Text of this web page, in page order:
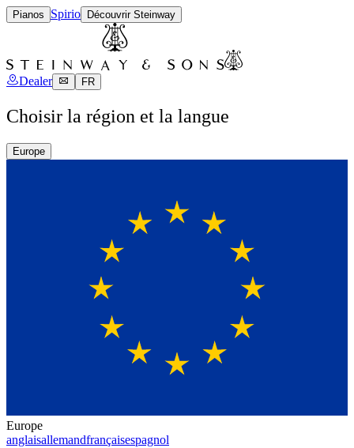
Pianos Spirio Découvrir Steinway
Dealer FR
Choisir la région et la langue
Europe
Europe
anglaisallemandfrançaisespagnol